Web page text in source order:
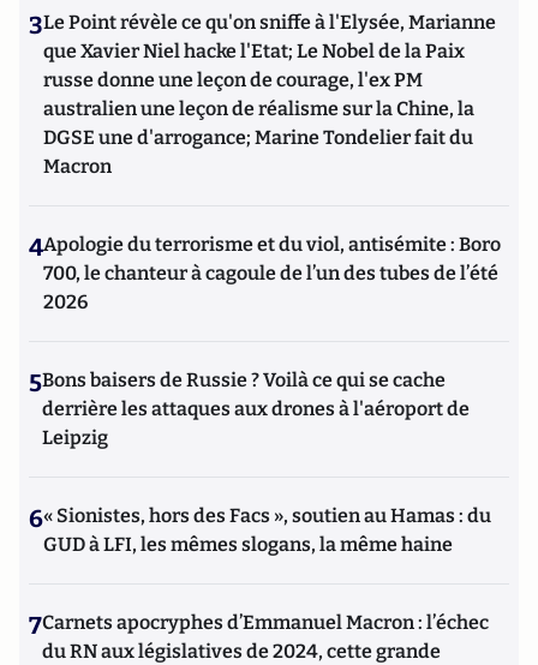
3Le Point révèle ce qu'on sniffe à l'Elysée, Marianne
que Xavier Niel hacke l'Etat; Le Nobel de la Paix
russe donne une leçon de courage, l'ex PM
australien une leçon de réalisme sur la Chine, la
DGSE une d'arrogance; Marine Tondelier fait du
Macron
4Apologie du terrorisme et du viol, antisémite : Boro
700, le chanteur à cagoule de l’un des tubes de l’été
2026
5Bons baisers de Russie ? Voilà ce qui se cache
derrière les attaques aux drones à l'aéroport de
Leipzig
6« Sionistes, hors des Facs », soutien au Hamas : du
GUD à LFI, les mêmes slogans, la même haine
7Carnets apocryphes d’Emmanuel Macron : l’échec
du RN aux législatives de 2024, cette grande